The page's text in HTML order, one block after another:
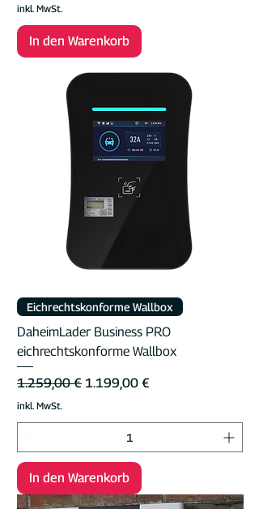
inkl. MwSt.
In den Warenkorb
Eichrechtskonforme Wallbox
DaheimLader Business PRO
eichrechtskonforme Wallbox
Standardpreis
1.259,00 € Sale-Preis
1.199,00 €
inkl. MwSt.
In den Warenkorb